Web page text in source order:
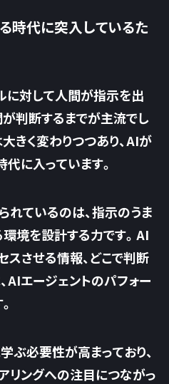
時代に突入しているた
に対して人間が指示を出
判断するまでが主流でし
きく変わりつつあり、AIが
代に入っています。
れているのは、指示のうま
境を設計する力です。AI
させる情報、どこで判断
AIエージェントのパフォー
必要性が高まっており、
リングへの注目につながっ